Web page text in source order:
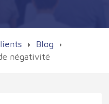
Blog
négativité